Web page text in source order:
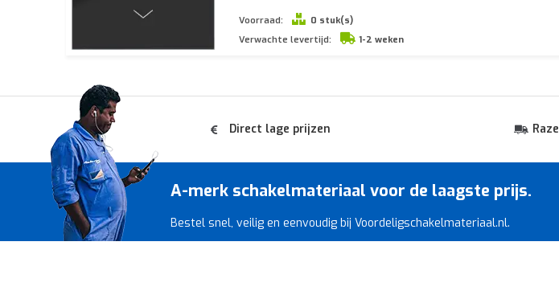
Voorraad:
0 stuk(s)
Verwachte levertijd:
1-2 weken
Direct lage prijzen
A-merk schakelmateriaal voor de laagste prijs.
Bestel snel, veilig en eenvoudig bij Voordeligschakelmateriaal.nl.